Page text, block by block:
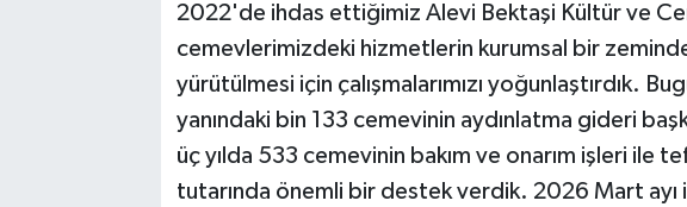
2022'de ihdas ettiğimiz Alevi Bektaşi Kültür ve
cemevlerimizdeki hizmetlerin kurumsal bir
yürütülmesi için çalışmalarımızı yoğunlaştırdık.
yanındaki bin 133 cemevinin aydınlatma gideri
üç yılda 533 cemevinin bakım ve onarım işleri ile
tutarında önemli bir destek verdik. 2026 Mart ayı